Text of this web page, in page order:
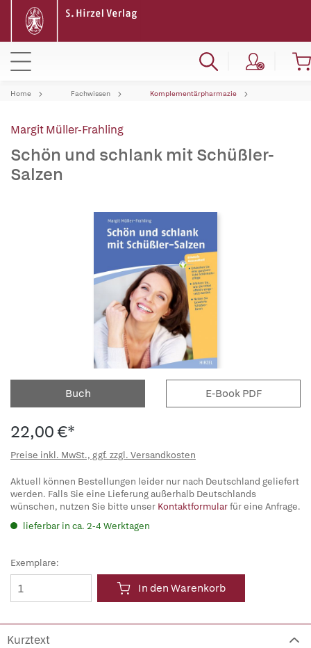
Home Fachwissen Komplementärpharmazie
Margit Müller-Frahling
Schön und schlank mit Schüßler-
Salzen
Buch E-Book PDF
22,00 €*
Preise inkl. MwSt., ggf. zzgl. Versandkosten
Aktuell können Bestellungen leider nur nach Deutschland geliefert
werden. Falls Sie eine Lieferung außerhalb Deutschlands
wünschen, nutzen Sie bitte unser Kontaktformularfür eine Anfrage.
lieferbar in ca. 2-4 Werktagen
Exemplare:
In den Warenkorb
Kurztext